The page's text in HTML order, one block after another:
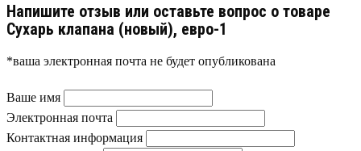
Напишите отзыв или оставьте вопрос о товаре
Сухарь клапана (новый), евро-1
*ваша электронная почта не будет опубликована
Ваше имя
Электронная почта
Контактная информация